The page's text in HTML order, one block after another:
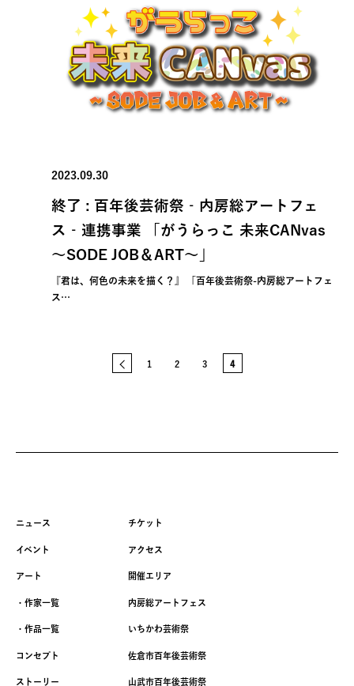
2023.09.30
終了 : 百年後芸術祭‐内房総アートフェ
ス‐連携事業 「がうらっこ 未来CANvas
～SODE JOB＆ART～」
『君は、何色の未来を描く？』 「百年後芸術祭-内房総アートフェ
ス…
1 2 3 4
ニュース
イベント
アート
・作家一覧
・作品一覧
コンセプト
ストーリー
チケット
アクセス
開催エリア
内房総アートフェス
いちかわ芸術祭
佐倉市百年後芸術祭
山武市百年後芸術祭